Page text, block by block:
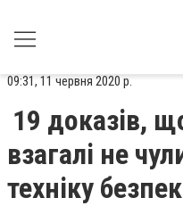
09:31, 11 червня 2020 р.
19 доказів,
взагалі не
техніку